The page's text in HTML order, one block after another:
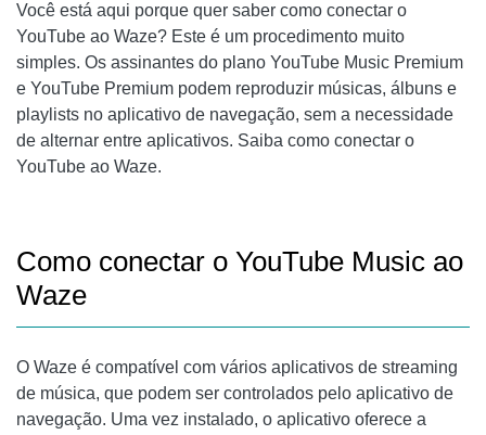
Você está aqui porque quer saber como conectar o
YouTube ao Waze? Este é um procedimento muito
simples. Os assinantes do plano YouTube Music Premium
e YouTube Premium podem reproduzir músicas, álbuns e
playlists no aplicativo de navegação, sem a necessidade
de alternar entre aplicativos. Saiba como conectar o
YouTube ao Waze.
Como conectar o YouTube Music ao
Waze
O Waze é compatível com vários aplicativos de streaming
de música, que podem ser controlados pelo aplicativo de
navegação. Uma vez instalado, o aplicativo oferece a